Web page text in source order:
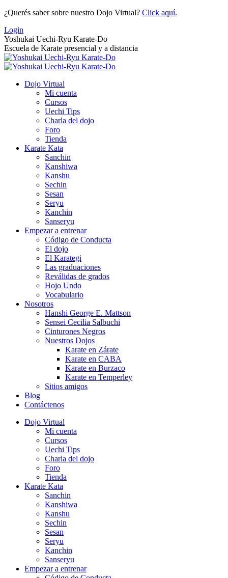
Saltar
contenido
¿Querés saber sobre nuestro Dojo Virtual? Click aquí.
Login
Yoshukai Uechi-Ryu Karate-Do
Escuela de Karate presencial y a distancia
Dojo Virtual
Mi cuenta
Cursos
Uechi Tips
Charla del dojo
Foro
Tienda
Karate Kata
Sanchin
Kanshiwa
Kanshu
Sechin
Sesan
Seryu
Kanchin
Sanseryu
Empezar a entrenar
Código de Conducta
El dojo
El Karategi
Las graduaciones
Reválidas de grados
Hojo Undo
Vocabulario
Nosotros
Hanshi George E. Mattson
Sensei Cecilia Salbuchi
Cinturones Negros
Nuestros Dojos
Karate en Zárate
Karate en CABA
Karate en Burzaco
Karate en Temperley
Sitios amigos
Blog
Contáctenos
Dojo Virtual
Mi cuenta
Cursos
Uechi Tips
Charla del dojo
Foro
Tienda
Karate Kata
Sanchin
Kanshiwa
Kanshu
Sechin
Sesan
Seryu
Kanchin
Sanseryu
Empezar a entrenar